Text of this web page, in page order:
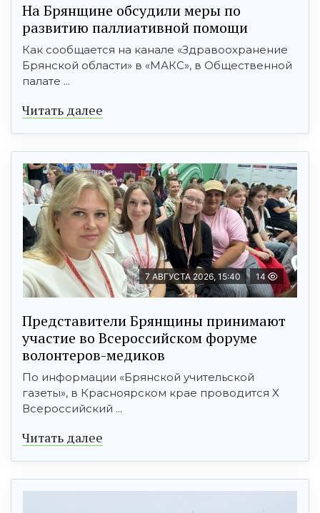
На Брянщине обсудили меры по
развитию паллиативной помощи
Как сообщается на канале «Здравоохранение
Брянской области» в «МАКС», в Общественной
палате ...
Читать далее
7 АВГУСТА 2026, 15:40 14
Представители Брянщины принимают
участие во Всероссийском форуме
волонтеров-медиков
По информации «Брянской учительской
газеты», в Красноярском крае проводится X
Всероссийский ...
Читать далее